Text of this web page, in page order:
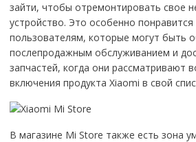
зайти, чтобы отремонтировать свое
устройство. Это особенно
пользователям, которые могут быть
послепродажным обслуживанием и
запчастей, когда они рассматривают
включения продукта Xiaomi в свой
В магазине Mi Store также есть зона